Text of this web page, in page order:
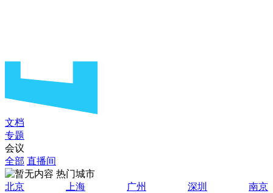
文档
专题
会议
全部 直播间
热门城市
北京
上海 广州 深圳
南京